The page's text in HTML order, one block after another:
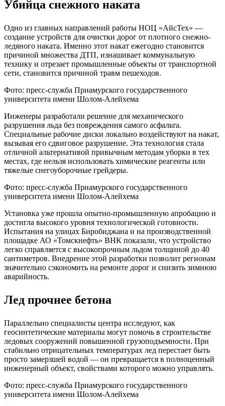
Убийца снежного наката
Одно из главных направлений работы НОЦ «АйсТех» —
создание устройств для очистки дорог от плотного снежно-
ледяного наката. Именно этот накат ежегодно становится
причиной множества ДТП, изнашивает коммунальную
технику и отрезает промышленные объекты от транспортной
сети, становится причиной травм пешеходов.
Фото: пресс-служба Приамурского государственного
университета имени Шолом-Алейхема
Инженеры разработали решение для механического
разрушения льда без повреждения самого асфальта.
Специальные рабочие диски локально воздействуют на накат,
вызывая его сдвиговое разрушение. Эта технология стала
отличной альтернативой привычным методам уборки в тех
местах, где нельзя использовать химические реагенты или
тяжелые снегоуборочные грейдеры.
Фото: пресс-служба Приамурского государственного
университета имени Шолом-Алейхема
Установка уже прошла опытно-промышленную апробацию и
достигла высокого уровня технологической готовности.
Испытания на улицах Биробиджана и на производственной
площадке АО «Томскнефть» ВНК показали, что устройство
легко справляется с высокопрочным льдом толщиной до 40
сантиметров. Внедрение этой разработки позволит регионам
значительно сэкономить на ремонте дорог и снизить зимнюю
аварийность.
Лед прочнее бетона
Параллельно специалисты центра исследуют, как
геосинтетические материалы могут помочь в строительстве
ледовых сооружений повышенной грузоподъемности. При
стабильно отрицательных температурах лед перестает быть
просто замерзшей водой — он превращается в полноценный
инженерный объект, свойствами которого можно управлять.
Фото: пресс-служба Приамурского государственного
университета имени Шолом-Алейхема